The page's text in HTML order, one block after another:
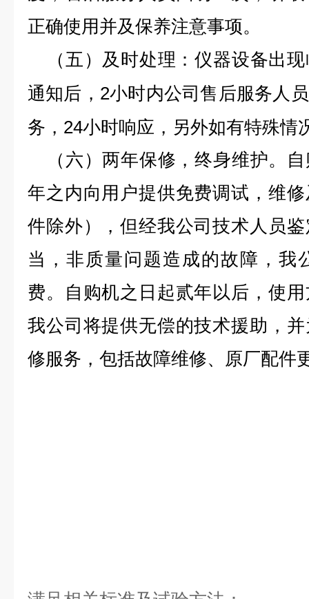
正确使用并及保养注意事项。
（五） 及时处理：仪器设备出
通知后， 2小时内公司售后服务人
务，24小时响应，另外如有特殊情
（六）两年保修，终身维护。
年之内向用户提供免费调试，维
件除外），但经我公司技术人员
当，非质量问题造成的故障，我
费。自购机之日起贰年以后，使
我公司将提供无偿的技术援助，
修服务，包括故障维修、原厂配件